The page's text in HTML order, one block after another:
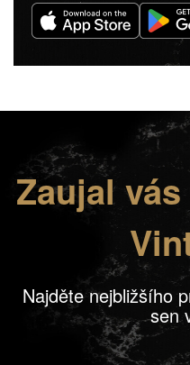
Zaujal
Najděte nejbližšího
sen